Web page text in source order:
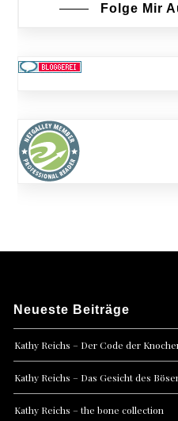
Folge Mir
Neueste Beiträge
Kathy Reichs – Der Code der
Kathy Reichs – Das Gesicht des
Kathy Reichs – the bone collection